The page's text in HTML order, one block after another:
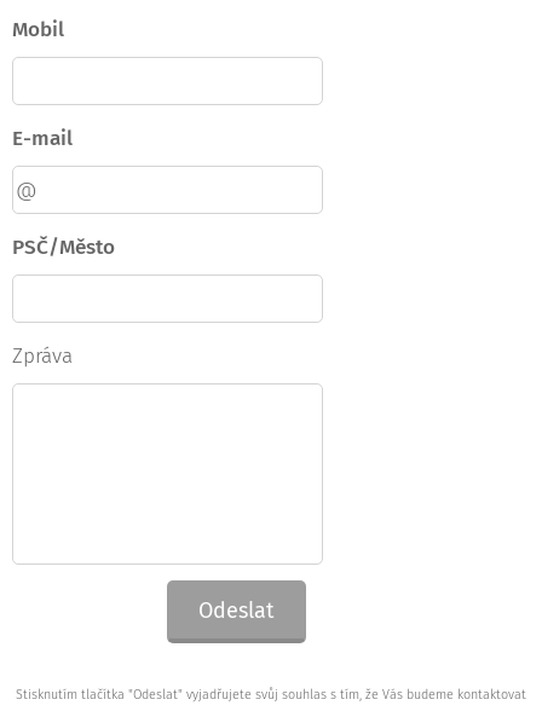
Mobil
E-mail
PSČ/Město
Zpráva
Odeslat
Stisknutím tlačítka "Odeslat" vyjadřujete svůj souhlas s tím, že Vás budeme kontaktovat